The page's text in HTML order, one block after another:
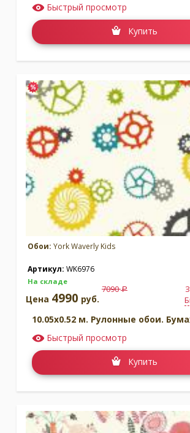
Быстрый просмотр
Купить
Обои: York Waverly Kids
Артикул: WK6976
На складе
Цена 4990 руб.
7090a
10.05x0.52 м. Рулонные обои.
Быстрый просмотр
Купить